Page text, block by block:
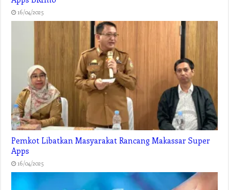
16/04/2025
Pemkot Libatkan Masyarakat Rancang Makassar Super
Apps
16/04/2025